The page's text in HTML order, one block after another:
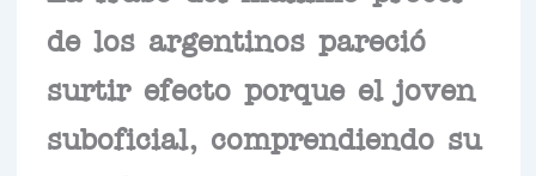
de los argentinos pareció
surtir efecto porque el joven
suboficial, comprendiendo su